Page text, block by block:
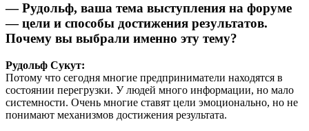
— Рудольф, ваша тема выступления на форуме
— цели и способы достижения результатов.
Почему вы выбрали именно эту тему?
Рудольф Сукут:
Потому что сегодня многие предприниматели находятся в
состоянии перегрузки. У людей много информации, но мало
системности. Очень многие ставят цели эмоционально, но не
понимают механизмов достижения результата.